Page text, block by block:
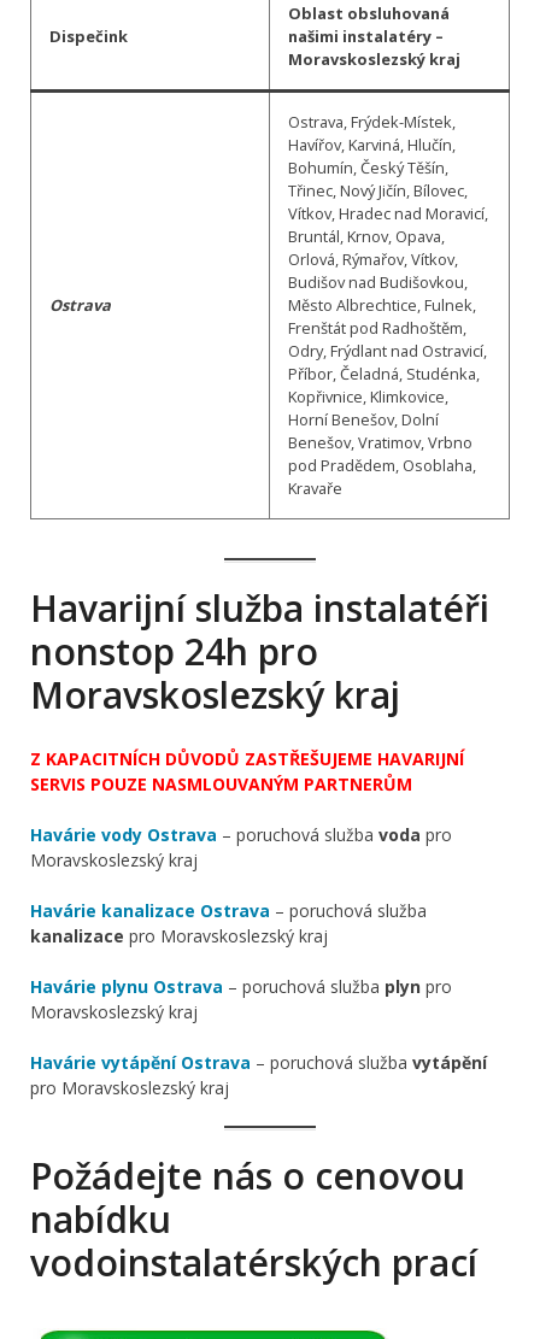
Dispečink
Oblast obsluhovaná
našimi instalatéry –
Moravskoslezský kraj
Ostrava
Ostrava, Frýdek-Místek,
Havířov, Karviná, Hlučín,
Bohumín, Český Těšín,
Třinec, Nový Jičín, Bílovec,
Vítkov, Hradec nad Moravicí,
Bruntál, Krnov, Opava,
Orlová, Rýmařov, Vítkov,
Budišov nad Budišovkou,
Město Albrechtice, Fulnek,
Frenštát pod Radhoštěm,
Odry, Frýdlant nad Ostravicí,
Příbor, Čeladná, Studénka,
Kopřivnice, Klimkovice,
Horní Benešov, Dolní
Benešov, Vratimov, Vrbno
pod Pradědem, Osoblaha,
Kravaře
Havarijní služba instalatéři
nonstop 24h pro
Moravskoslezský kraj
Z KAPACITNÍCH DŮVODŮ ZASTŘEŠUJEME HAVARIJNÍ
SERVIS POUZE NASMLOUVANÝM PARTNERŮM
Havárie vody Ostrava – poruchová služba voda pro
Moravskoslezský kraj
Havárie kanalizace Ostrava – poruchová služba
kanalizace pro Moravskoslezský kraj
Havárie plynu Ostrava – poruchová služba plyn pro
Moravskoslezský kraj
Havárie vytápění Ostrava – poruchová služba vytápění
pro Moravskoslezský kraj
Požádejte nás o cenovou
nabídku
vodoinstalatérských prací